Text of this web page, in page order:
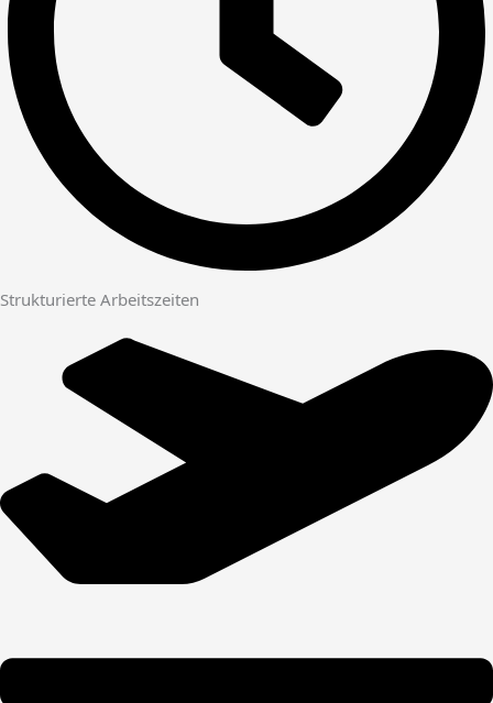
Strukturierte Arbeitszeiten